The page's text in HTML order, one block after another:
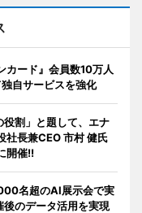
カード』会員数10万人
自サービスを強化
役割」と題して、エナ
社長兼CEO 市村 健氏
開催!!
名超のAI展示会で実
のデータ活用を実現